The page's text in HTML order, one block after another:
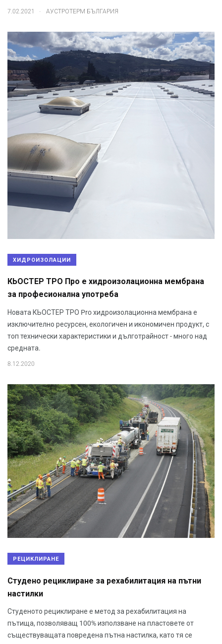
7.02.2021 АУСТРОТЕРМ БЪЛГАРИЯ
ХИДРОИЗОЛАЦИИ
КЬОСТЕР ТРО Про е хидроизолационна мембрана
за професионална употреба
Новата КЬОСТЕР ТРО Pro хидроизолационна мембрана е
изключително ресурсен, екологичен и икономичен продукт, с
топ технически характеристики и дълготрайност - много над
средната.
8.12.2020
РЕЦИКЛИРАНЕ
Студено рециклиране за рехабилитация на пътни
настилки
Студеното рециклиране е метод за рехабилитация на
пътища, позволяващ 100% използване на пластовете от
съществуващата повредена пътна настилка, като тя се